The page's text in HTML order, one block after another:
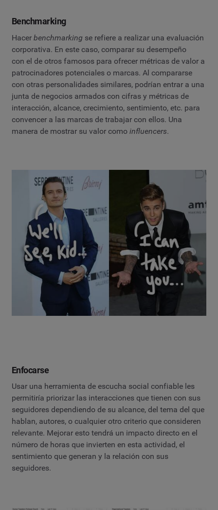
Benchmarking
Hacer benchmarking se refiere a realizar una evaluación
corporativa. En este caso, comparar su desempeño
con el de otros famosos para ofrecer métricas de valor a
patrocinadores potenciales o marcas. Al compararse
con otras personalidades similares, podrían entrar a una
junta de negocios armados con cifras y métricas de
interacción, alcance, crecimiento, sentimiento, etc. para
convencer a las marcas de trabajar con ellos. Una
manera de mostrar su valor como influencers.
Enfocarse
Usar una herramienta de escucha social confiable les
permitiría priorizar las interacciones que tienen con sus
seguidores dependiendo de su alcance, del tema del que
hablan, autores, o cualquier otro criterio que consideren
relevante. Mejorar esto tendrá un impacto directo en el
número de horas que invierten en esta actividad, el
sentimiento que generan y la relación con sus
seguidores.